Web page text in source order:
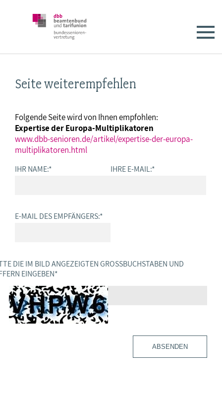
Seite weiterempfehlen
Folgende Seite wird von Ihnen empfohlen:
Expertise der Europa-Multiplikatoren
www.dbb-senioren.de/artikel/expertise-der-europa-
multiplikatoren.html
IHR NAME:* IHRE E-MAIL:*
E-MAIL DES EMPFÄNGERS:*
DIE IM BILD ANGEZEIGTEN GROSSBUCHSTABEN UND Z
EINGEBEN *
ABSENDEN